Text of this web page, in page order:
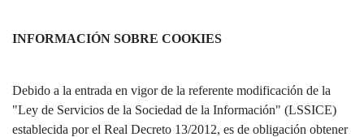
INFORMACIÓN SOBRE COOKIES
Debido a la entrada en vigor de la referente modificación de la
"Ley de Servicios de la Sociedad de la Información" (LSSICE)
establecida por el Real Decreto 13/2012, es de obligación obtener